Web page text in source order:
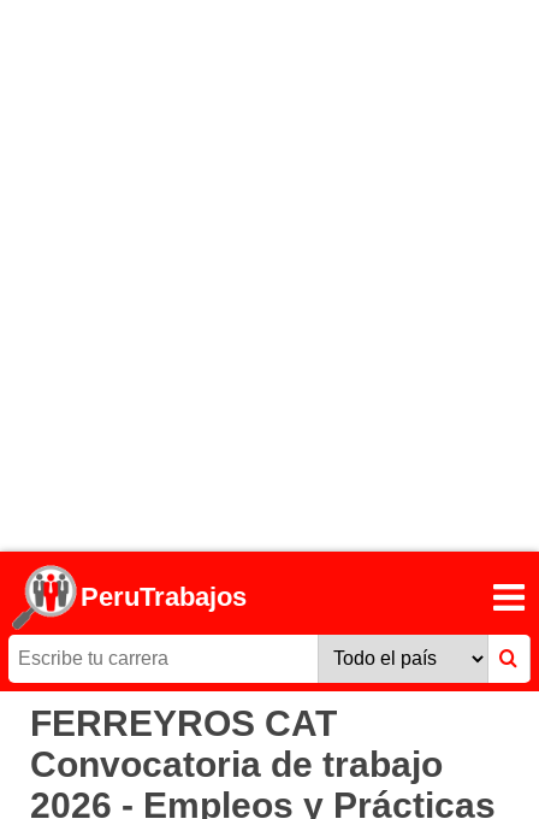
PeruTrabajos
FERREYROS CAT
Convocatoria de trabajo
2026 - Empleos y Prácticas